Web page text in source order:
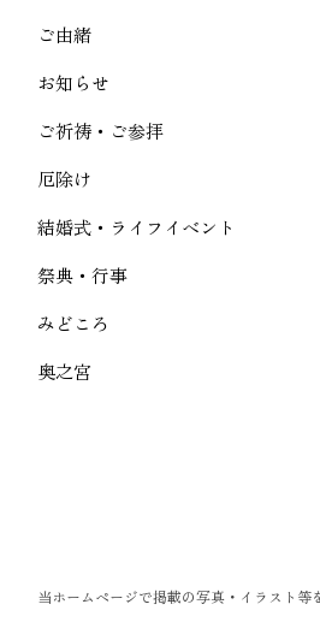
ご由緒
お知らせ
ご祈祷・ご参拝
厄除け
結婚式・ライフイベント
祭典・行事
みどころ
奥之宮
当ホームページで掲載の写真・イラスト等